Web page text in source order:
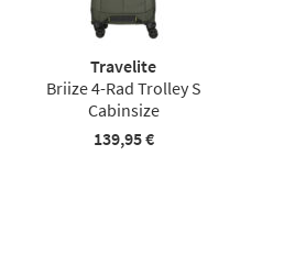
Travelite
Briize 4-Rad Trolley S
Cabinsize
139,95 €